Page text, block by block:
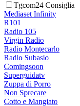
Tgcom24 Consiglia
Mediaset Infinity
R101
Radio 105
Virgin Radio
Radio Montecarlo
Radio Subasio
Comingsoon
Superguidatv
Zuppa di Porro
Non Sprecare
Cotto e Mangiato